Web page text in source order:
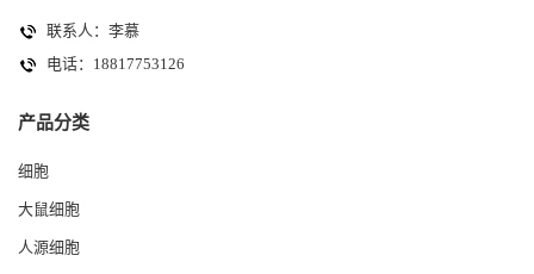
联系人：李慕
电话：18817753126
产品分类
细胞
大鼠细胞
人源细胞